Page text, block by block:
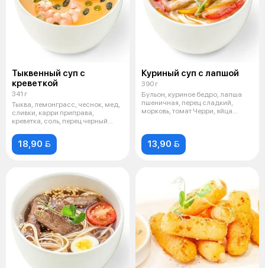
Тыквенный суп с
креветкой
341 г
Тыква, лемонграсс, чеснок, мед,
сливки, карри приправа,
креветка, соль, перец черный
18,90 
Куриный суп с лапшой
390 г
Бульон, куриное бедро, лапша
пшеничная, перец сладкий,
морковь, томат Черри, яйца
13,90 